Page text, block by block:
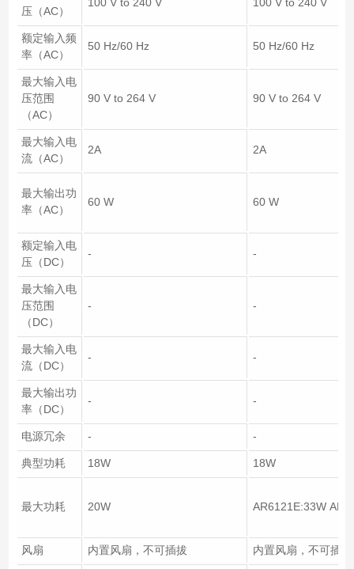
压（AC）
额定输入频
率（AC）
50 Hz/60 Hz 50 Hz/60 Hz
最大输入电
压范围
（AC）
90 V to 264 V 90 V to 264 V
最大输入电
流（AC）
2A 2A
最大输出功
率（AC）
60 W 60 W
额定输入电
压（DC）
- -
最大输入电
压范围
（DC）
- -
最大输入电
流（DC）
- -
最大输出功
率（DC）
- -
电源冗余 - -
典型功耗 18W 18W
最大功耗 20W AR6121E:33W
风扇 内置风扇，不可插拔 内置风扇，不可插拔